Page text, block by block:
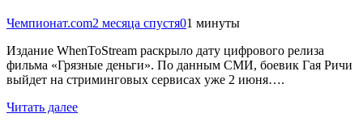
Чемпионат.com2 месяца спустя01 минуты
Издание WhenToStream раскрыло дату цифрового релиза
фильма «Грязные деньги». По данным СМИ, боевик Гая Ричи
выйдет на стриминговых сервисах уже 2 июня….
Читать далее